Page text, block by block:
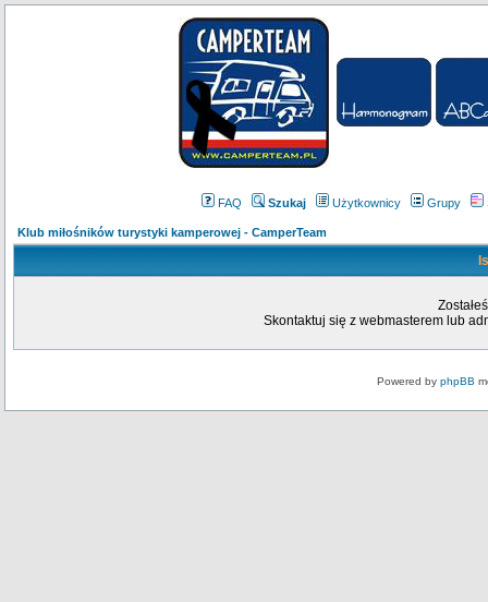
FAQ Szukaj Użytkownicy Grupy
Klub miłośników turystyki kamperowej - CamperTeam
Skontaktuj się z webmasterem lub
Powered by phpBB